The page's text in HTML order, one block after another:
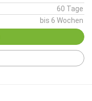
60 Tage
bis 6 Wochen